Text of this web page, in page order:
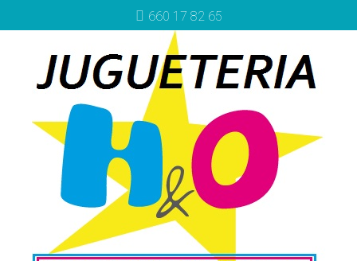
660 17 82 65